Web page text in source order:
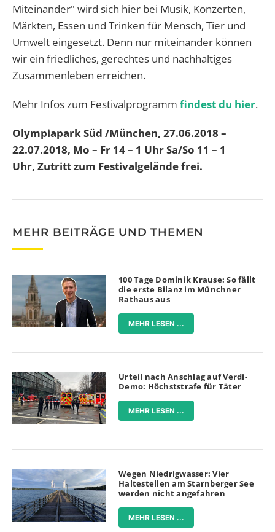
Miteinander" wird sich hier bei Musik, Konzerten,
Märkten, Essen und Trinken für Mensch, Tier und
Umwelt eingesetzt. Denn nur miteinander können
wir ein friedliches, gerechtes und nachhaltiges
Zusammenleben erreichen.
Mehr Infos zum Festivalprogramm findest du hier.
Olympiapark Süd /München, 27.06.2018 –
22.07.2018, Mo – Fr 14 – 1 Uhr Sa/So 11 – 1
Uhr, Zutritt zum Festivalgelände frei.
MEHR BEITRÄGE UND THEMEN
100 Tage Dominik Krause: So fällt
die erste Bilanz im Münchner
Rathaus aus
MEHR LESEN ...
Urteil nach Anschlag auf Verdi-
Demo: Höchststrafe für Täter
MEHR LESEN ...
Wegen Niedrigwasser: Vier
Haltestellen am Starnberger See
werden nicht angefahren
MEHR LESEN ...